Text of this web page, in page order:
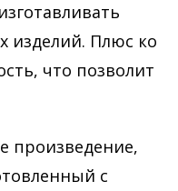
изделий. Плюс ко
что позволит
произведение,
с